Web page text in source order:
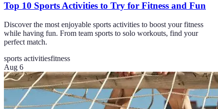
Top 10 Sports Activities to Try for Fitness and Fun
Discover the most enjoyable sports activities to boost your fitness
while having fun. From team sports to solo workouts, find your
perfect match.
sports activitiesfitness
Aug 6